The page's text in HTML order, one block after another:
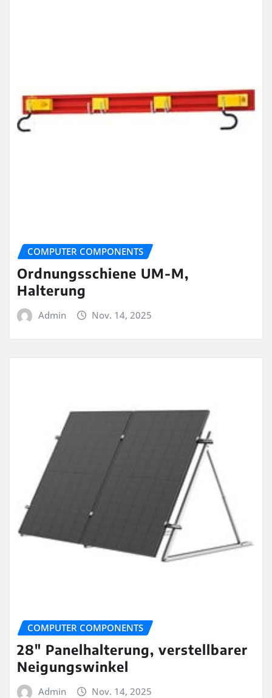
COMPUTER COMPONENTS
Ordnungsschiene UM-M,
Halterung
Admin Nov. 14, 2025
COMPUTER COMPONENTS
28″ Panelhalterung, verstellbarer
Neigungswinkel
Admin Nov. 14, 2025